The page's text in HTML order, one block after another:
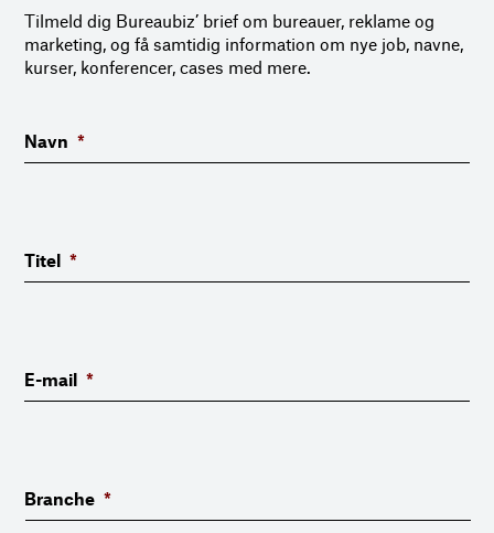
Tilmeld dig Bureaubiz’ brief om bureauer, reklame og
marketing, og få samtidig information om nye job, navne,
kurser, konferencer, cases med mere.
Navn *
Titel *
E-mail *
Branche *